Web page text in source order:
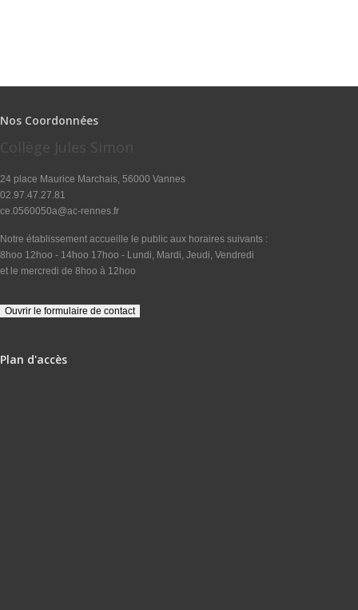
Nos Coordonnées
Collège Jules Simon
24 place Maurice Marchais, 56000 Vannes
02.97.47.27.81
ce.0560050a@ac-rennes.fr
Notre établissement accueille le public aux horaires suivants :
8hoo 12hoo - 14hoo 17hoo - Lundi, Mardi, Jeudi, Vendredi
et le mercredi de 8hoo à 12hoo
Plan d'accès